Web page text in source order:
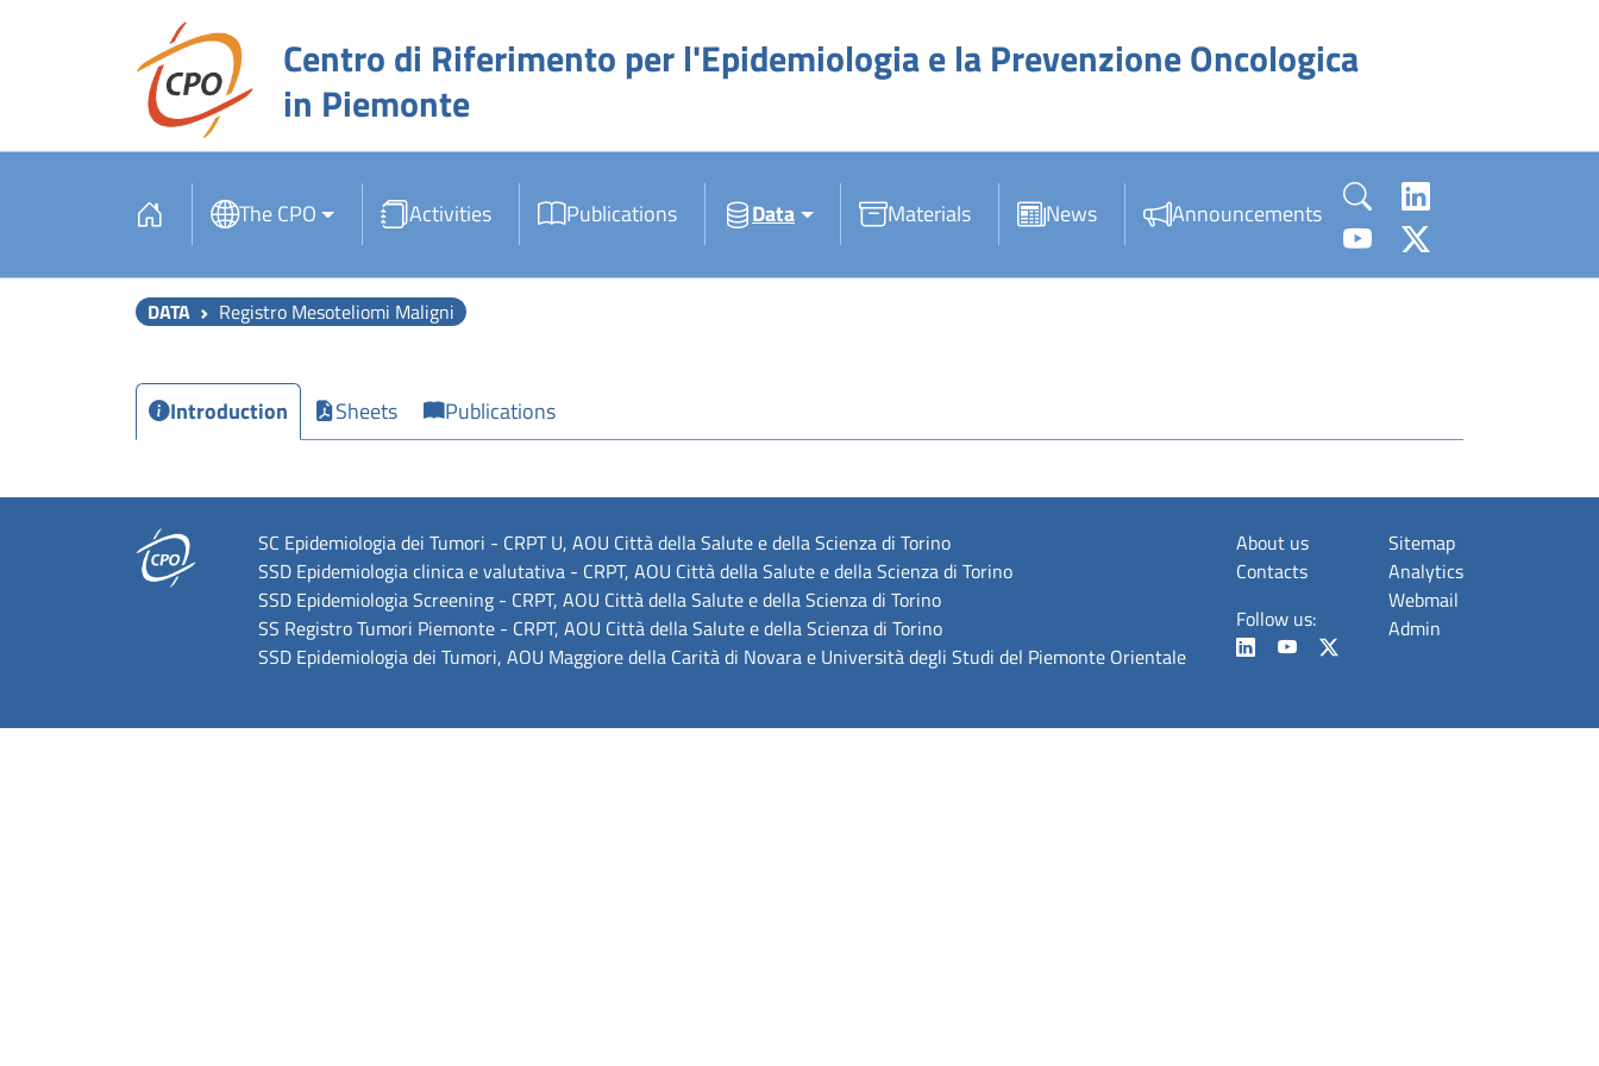
Centro di Riferimento per l'Epidemiologia e la Prevenzione Oncologica
in Piemonte
The CPO Activities Publications Data Materials News Announcements
DATA Registro Mesoteliomi Maligni
Introduction Sheets Publications
SC Epidemiologia dei Tumori - CRPT U, AOU Città della Salute e della Scienza di Torino
SSD Epidemiologia clinica e valutativa - CRPT, AOU Città della Salute e della Scienza di Torino
SSD Epidemiologia Screening - CRPT, AOU Città della Salute e della Scienza di Torino
SS Registro Tumori Piemonte - CRPT, AOU Città della Salute e della Scienza di Torino
SSD Epidemiologia dei Tumori, AOU Maggiore della Carità di Novara e Università degli Studi del Piemonte Orientale
About us
Contacts
Follow us:
Sitemap
Analytics
Webmail
Admin